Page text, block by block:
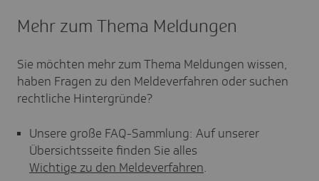
Mehr zum Thema Meldungen
Sie möchten mehr zum Thema Meldungen wissen,
haben Fragen zu den Meldeverfahren oder suchen
rechtliche Hintergründe?
Unsere große FAQ-Sammlung: Auf unserer
Übersichtsseite finden Sie alles
Wichtige zu den Meldeverfahren.